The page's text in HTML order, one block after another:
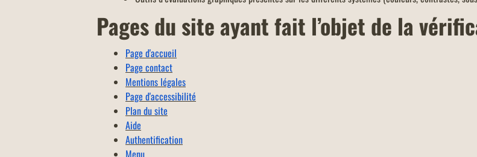
Pages du site ayant fait l’objet de la
Page d'accueil
Page contact
Mentions légales
Page d'accessibilité
Plan du site
Aide
Authentification
Menu